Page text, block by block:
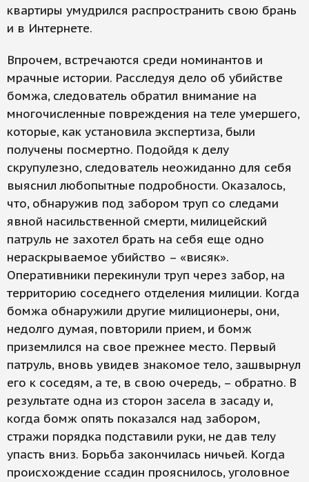
квартиры умудрился распространить свою брань
и в Интернете.
Впрочем, встречаются среди номинантов и
мрачные истории. Расследуя дело об убийстве
бомжа, следователь обратил внимание на
многочисленные повреждения на теле умершего,
которые, как установила экспертиза, были
получены посмертно. Подойдя к делу
скрупулезно, следователь неожиданно для себя
выяснил любопытные подробности. Оказалось,
что, обнаружив под забором труп со следами
явной насильственной смерти, милицейский
патруль не захотел брать на себя еще одно
нераскрываемое убийство – «висяк».
Оперативники перекинули труп через забор, на
территорию соседнего отделения милиции. Когда
бомжа обнаружили другие милиционеры, они,
недолго думая, повторили прием, и бомж
приземлился на свое прежнее место. Первый
патруль, вновь увидев знакомое тело, зашвырнул
его к соседям, а те, в свою очередь, – обратно. В
результате одна из сторон засела в засаду и,
когда бомж опять показался над забором,
стражи порядка подставили руки, не дав телу
упасть вниз. Борьба закончилась ничьей. Когда
происхождение ссадин прояснилось, уголовное